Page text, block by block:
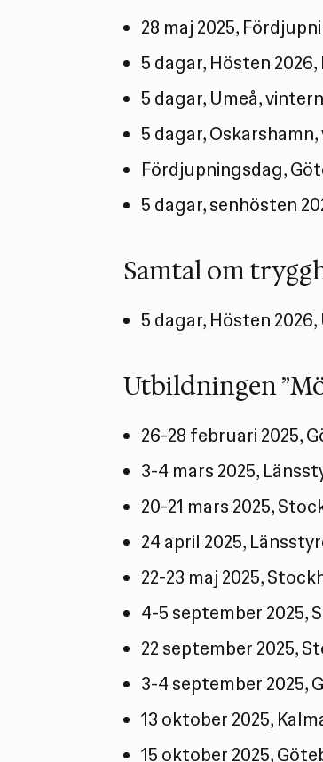
28 maj 2025,
5 dagar, Hösten
5 dagar, Umeå,
5 dagar,
Fördjupningsdag,
5 dagar, senhösten
Samtal om
5 dagar, Hösten
Utbildningen
26-28 februari 2025,
3-4 mars 2025,
20-21 mars 2025,
24 april 2025,
22-23 maj 2025,
4-5 september 2025,
22 september 2025,
3-4 september 2025,
13 oktober 2025,
15 oktober 2025,